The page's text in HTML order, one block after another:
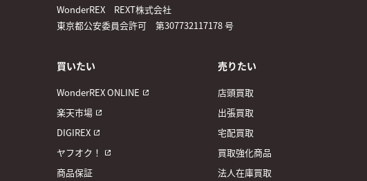
WonderREX REXT株式会社
東京都公安委員会許可 第307732117178 号
買いたい
WonderREX ONLINE
楽天市場
DIGIREX
ヤフオク！
商品保証
売りたい
店頭買取
出張買取
宅配買取
買取強化商品
法人在庫買取